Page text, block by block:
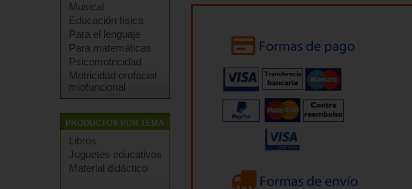
Musical
Educación física
Para el lenguaje
Para matemáticas
Psicomotricidad
Motricidad orofacial
miofuncional
Libros
Juguetes educativos
Material didáctico